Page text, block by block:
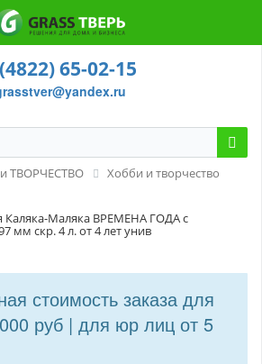
65-02-15
ТВОРЧЕСТВО
Хобби и творчество
Каляка-Маляка ВРЕМЕНА ГОДА с
мм скр. 4 л. от 4 лет унив
стоимость заказа для
руб | для юр лиц от 5